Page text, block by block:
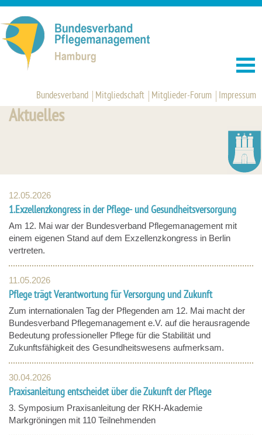
Bundesverband Mitgliedschaft Mitglieder-Forum Impressum
Aktuelles
12.05.2026
1.Exzellenzkongress in der Pflege- und Gesundheitsversorgung
Am 12. Mai war der Bundesverband Pflegemanagement mit
einem eigenen Stand auf dem Exzellenzkongress in Berlin
vertreten.
11.05.2026
Pflege trägt Verantwortung für Versorgung und Zukunft
Zum internationalen Tag der Pflegenden am 12. Mai macht der
Bundesverband Pflegemanagement e.V. auf die herausragende
Bedeutung professioneller Pflege für die Stabilität und
Zukunftsfähigkeit des Gesundheitswesens aufmerksam.
30.04.2026
Praxisanleitung entscheidet über die Zukunft der Pflege
3. Symposium Praxisanleitung der RKH-Akademie
Markgröningen mit 110 Teilnehmenden